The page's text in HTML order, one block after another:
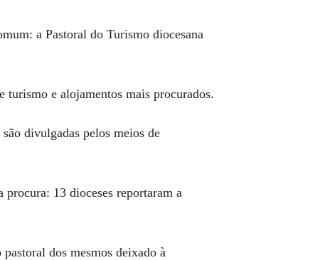
a Pastoral do Turismo diocesana
turismo e alojamentos mais procurados.
divulgadas pelos meios de
13 dioceses reportaram a
dos mesmos deixado à